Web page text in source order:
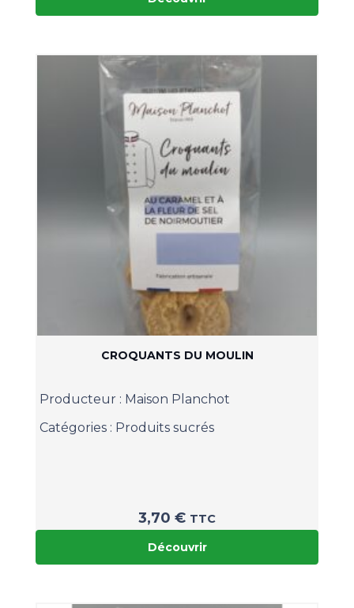
CROQUANTS DU MOULIN
Producteur : Maison Planchot
Catégories : Produits sucrés
3,70 € TTC
Découvrir